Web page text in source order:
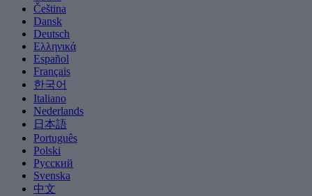
Čeština
Dansk
Deutsch
Ελληνικά
Español
Français
한국어
Italiano
Nederlands
日本語
Português
Polski
Русский
Svenska
中文